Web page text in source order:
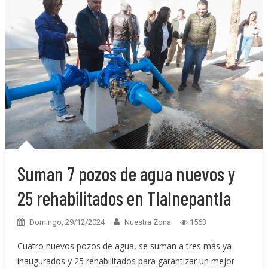
Suman 7 pozos de agua nuevos y
25 rehabilitados en Tlalnepantla
Domingo, 29/12/2024 Nuestra Zona 1563
Cuatro nuevos pozos de agua, se suman a tres más ya
inaugurados y 25 rehabilitados para garantizar un mejor